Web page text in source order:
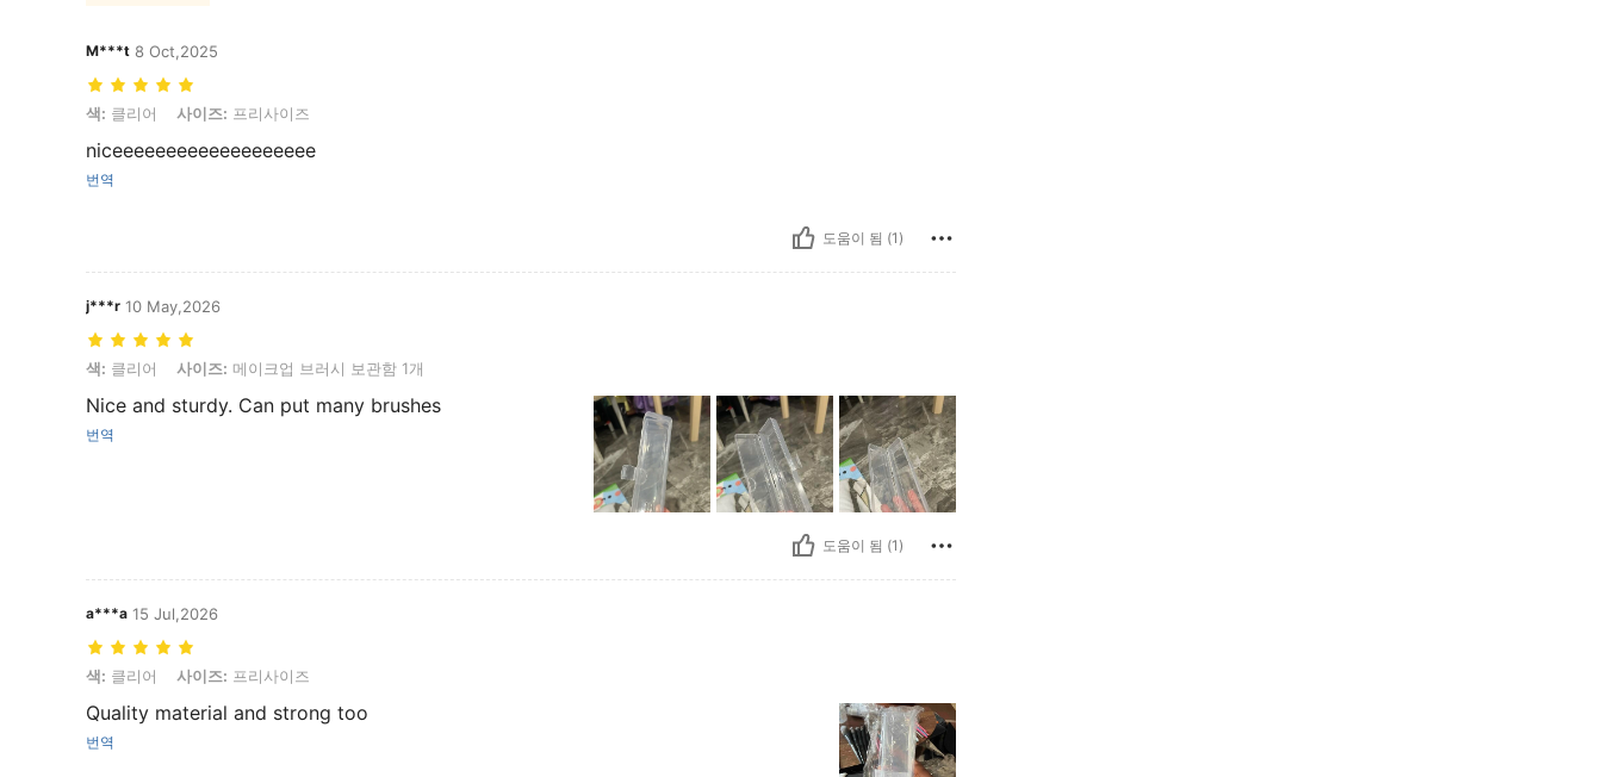
M***t 8 Oct,2025
색: 클리어, 사이즈: 프리사이즈
색: 클리어 사이즈: 프리사이즈
niceeeeeeeeeeeeeeeeeee
번역
도움이 됨 (1)
j***r 10 May,2026
색: 클리어, 사이즈: 메이크업 브러시 보관함 1개
색: 클리어 사이즈: 메이크업 브러시 보관함 1개
Nice and sturdy. Can put many brushes
번역
도움이 됨 (1)
a***a 15 Jul,2026
색: 클리어, 사이즈: 프리사이즈
색: 클리어 사이즈: 프리사이즈
Quality material and strong too
번역